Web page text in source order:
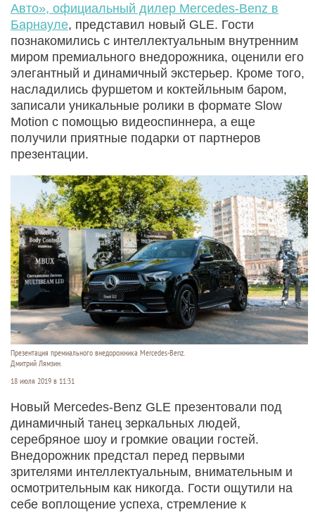
Авто», официальный дилер Mercedes-Benz в
Барнауле, представил новый GLE. Гости
познакомились с интеллектуальным внутренним
миром премиального внедорожника, оценили его
элегантный и динамичный экстерьер. Кроме того,
насладились фуршетом и коктейльным баром,
записали уникальные ролики в формате Slow
Motion с помощью видеоспиннера, а еще
получили приятные подарки от партнеров
презентации.
Презентация премиального внедорожника Mercedes-Benz.
Дмитрий Лямзин.
18 июля 2019 в 11:31
Новый Mercedes-Benz GLE презентовали под
динамичный танец зеркальных людей,
серебряное шоу и громкие овации гостей.
Внедорожник предстал перед первыми
зрителями интеллектуальным, внимательным и
осмотрительным как никогда. Гости ощутили на
себе воплощение успеха, стремление к